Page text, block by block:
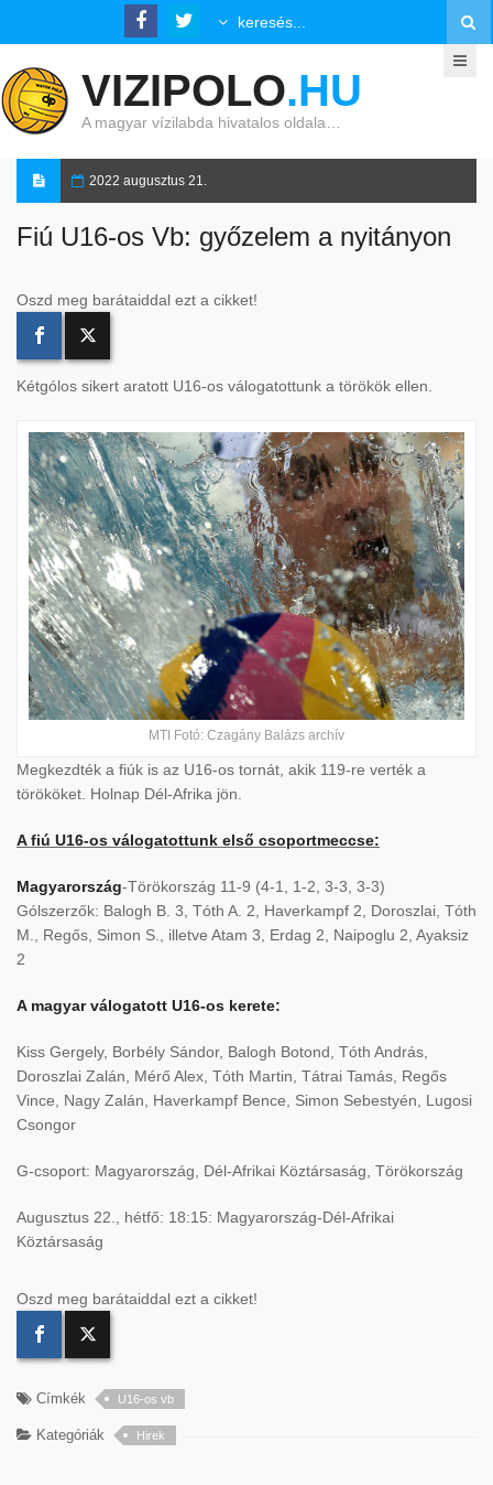
VIZIPOLO.HU
A magyar vízilabda hivatalos oldala…
2022 augusztus 21.
Fiú U16-os Vb: győzelem a nyitányon
Oszd meg barátaiddal ezt a cikket!
Kétgólos sikert aratott U16-os válogatottunk a törökök ellen.
MTI Fotó: Czagány Balázs archív
Megkezdték a fiúk is az U16-os tornát, akik 119-re verték a
törököket. Holnap Dél-Afrika jön.
A fiú U16-os válogatottunk első csoportmeccse:
Magyarország-Törökország 11-9 (4-1, 1-2, 3-3, 3-3)
Gólszerzők: Balogh B. 3, Tóth A. 2, Haverkampf 2, Doroszlai, Tóth
M., Regős, Simon S., illetve Atam 3, Erdag 2, Naipoglu 2, Ayaksiz
2
A magyar válogatott U16-os kerete:
Kiss Gergely, Borbély Sándor, Balogh Botond, Tóth András,
Doroszlai Zalán, Mérő Alex, Tóth Martin, Tátrai Tamás, Regős
Vince, Nagy Zalán, Haverkampf Bence, Simon Sebestyén, Lugosi
Csongor
G-csoport: Magyarország, Dél-Afrikai Köztársaság, Törökország
Augusztus 22., hétfő: 18:15: Magyarország-Dél-Afrikai
Köztársaság
Oszd meg barátaiddal ezt a cikket!
Címkék U16-os vb
Kategóriák Hirek